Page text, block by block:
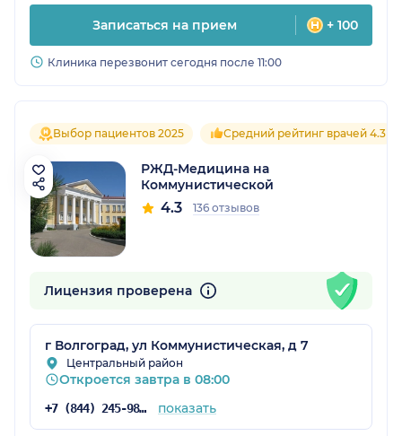
Записаться на прием + 100
Клиника перезвонит сегодня после 11:00
Выбор пациентов 2025 Средний рейтинг врачей 4.3
РЖД-Медицина на
Коммунистической
4.3 136 отзывов
Лицензия проверена
г Волгоград, ул Коммунистическая, д 7
Центральный район
Откроется завтра в 08:00
+7 (844) 245-98-54 показать